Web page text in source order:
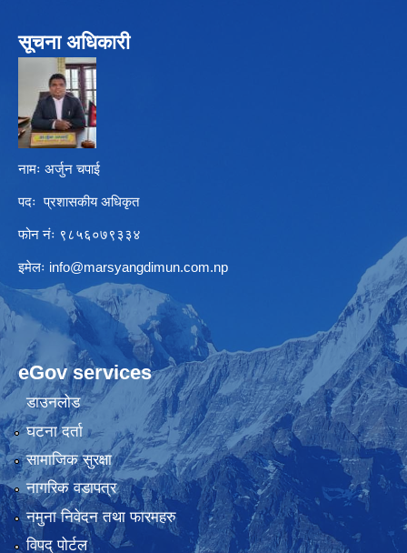
सूचना अधिकारी
नामः अर्जुन चपाई
पदः प्रशासकीय अधिकृत
फोन नंः ९८५६०७९३३४
इमेलः info@marsyangdimun.com.np
eGov services
डाउनलोड
घटना दर्ता
सामाजिक सुरक्षा
नागरिक वडापत्र
नमुना निवेदन तथा फारमहरु
विपद् पोर्टल